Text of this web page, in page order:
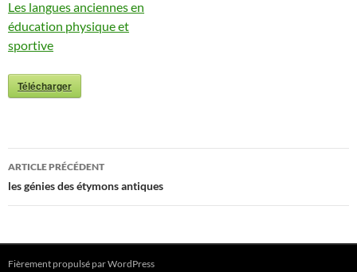
Les langues anciennes en
éducation physique et
sportive
Télécharger
Navigation
des
ARTICLE PRÉCÉDENT
les génies des étymons antiques
Fièrement propulsé par WordPress